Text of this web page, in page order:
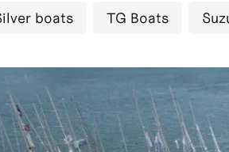
boats TG Boats